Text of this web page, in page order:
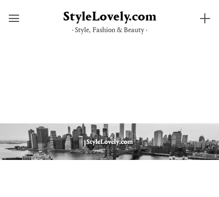
StyleLovely.com
· Style, Fashion & Beauty ·